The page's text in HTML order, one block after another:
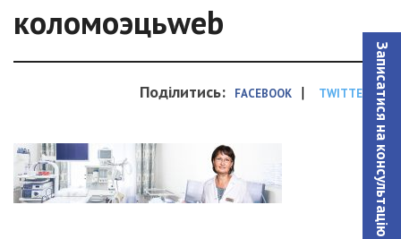
Записатися на консультацiю
коломоэцьweb
Поділитись: FACEBOOK | TWITTER